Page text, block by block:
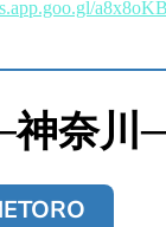
神奈川